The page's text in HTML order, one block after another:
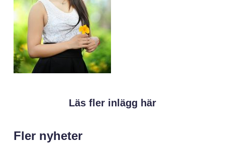
Läs fler inlägg här
Fler nyheter